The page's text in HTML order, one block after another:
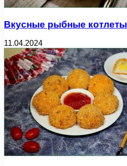
Вкусные рыбные котлеты
11.04.2024